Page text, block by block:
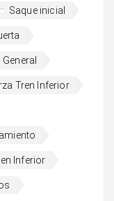
Saque inicial
Tren Inferior
Inferior